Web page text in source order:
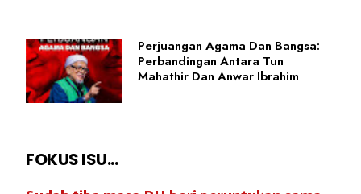
Perjuangan Agama Dan Bangsa:
Perbandingan Antara Tun
Mahathir Dan Anwar Ibrahim
FOKUS ISU...